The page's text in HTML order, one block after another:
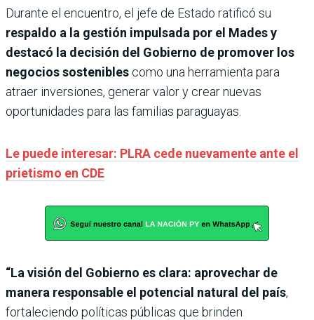
Durante el encuentro, el jefe de Estado ratificó su
respaldo a la gestión impulsada por el Mades y
destacó la decisión del Gobierno de promover los
negocios sostenibles como una herramienta para
atraer inversiones, generar valor y crear nuevas
oportunidades para las familias paraguayas.
Le puede interesar: PLRA cede nuevamente ante el
prietismo en CDE
“La visión del Gobierno es clara: aprovechar de
manera responsable el potencial natural del país,
fortaleciendo políticas públicas que brinden